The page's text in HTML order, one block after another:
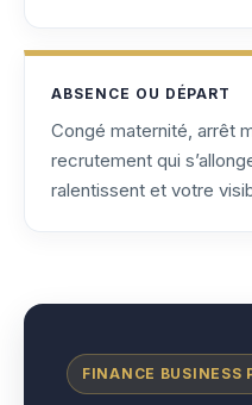
ABSENCE OU DÉPART
Congé maternité, arrêt
recrutement qui
ralentissent et votre
FINANCE BUSINESS